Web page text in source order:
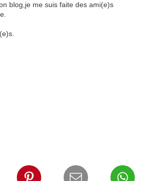
blog,je me suis faite des ami(e)s